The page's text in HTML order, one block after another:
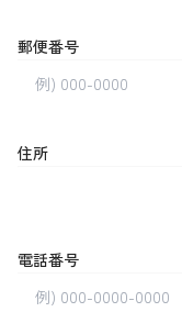
郵便番号
住所
電話番号